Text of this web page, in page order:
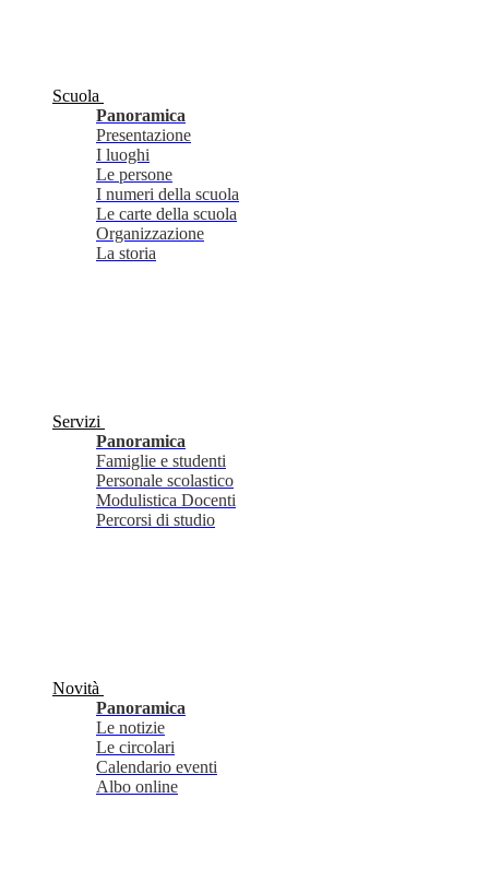
Scuola
Panoramica
Presentazione
I luoghi
Le persone
I numeri della scuola
Le carte della scuola
Organizzazione
La storia
Servizi
Panoramica
Famiglie e studenti
Personale scolastico
Modulistica Docenti
Percorsi di studio
Novità
Panoramica
Le notizie
Le circolari
Calendario eventi
Albo online